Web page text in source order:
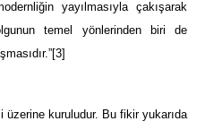
yayılmasıyla çakışarak
temel yönlerinden biri de
[3]
üzerine kuruludur. Bu fikir yukarıda